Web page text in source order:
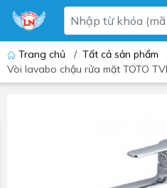
Trang chủ / Tất cả sản phẩm
Vòi lavabo chậu rửa mặt TOTO